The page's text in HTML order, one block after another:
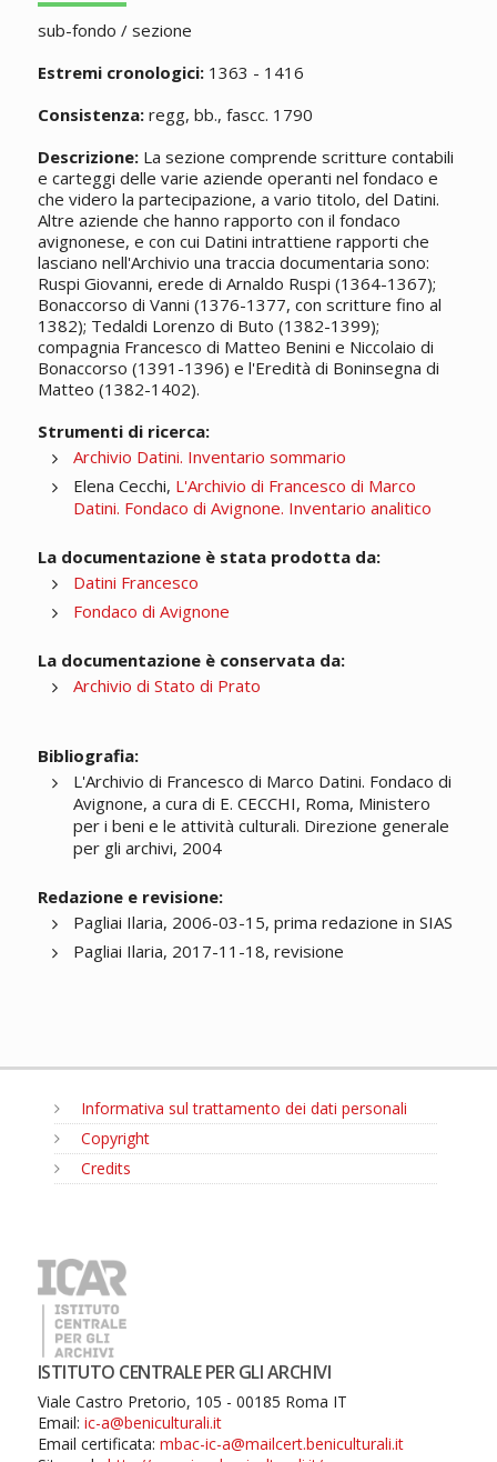
sub-fondo / sezione
Estremi cronologici:1363 - 1416
Consistenza:regg, bb., fascc. 1790
Descrizione:La sezione comprende scritture contabili
e carteggi delle varie aziende operanti nel fondaco e
che videro la partecipazione, a vario titolo, del Datini.
Altre aziende che hanno rapporto con il fondaco
avignonese, e con cui Datini intrattiene rapporti che
lasciano nell'Archivio una traccia documentaria sono:
Ruspi Giovanni, erede di Arnaldo Ruspi (1364-1367);
Bonaccorso di Vanni (1376-1377, con scritture fino al
1382); Tedaldi Lorenzo di Buto (1382-1399);
compagnia Francesco di Matteo Benini e Niccolaio di
Bonaccorso (1391-1396) e l'Eredità di Boninsegna di
Matteo (1382-1402).
Strumenti di ricerca:
Archivio Datini. Inventario sommario
Elena Cecchi, L'Archivio di Francesco di Marco
Datini. Fondaco di Avignone. Inventario analitico
La documentazione è stata prodotta da:
Datini Francesco
Fondaco di Avignone
La documentazione è conservata da:
Archivio di Stato di Prato
Bibliografia:
L'Archivio di Francesco di Marco Datini. Fondaco di
Avignone, a cura di E. CECCHI, Roma, Ministero
per i beni e le attività culturali. Direzione generale
per gli archivi, 2004
Redazione e revisione:
Pagliai Ilaria, 2006-03-15, prima redazione in SIAS
Pagliai Ilaria, 2017-11-18, revisione
Informativa sul trattamento dei dati personali
Copyright
Credits
ISTITUTO CENTRALE PER GLI ARCHIVI
Viale Castro Pretorio, 105 - 00185 Roma IT
Email: ic-a@beniculturali.it
Email certificata: mbac-ic-a@mailcert.beniculturali.it